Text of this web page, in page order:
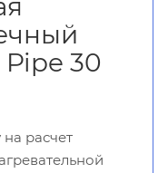
30
расчет